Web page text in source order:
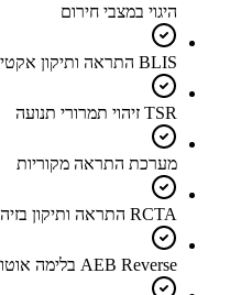
היגוי במצבי חירום
BLIS התראה ותיקון אקטיבי לרכב בשטח מת
TSR זיהוי תמרורי תנועה
מערכת התראה מקוריות
RCTA התראה ותיקון בזיהוי תנועה חוצה מאחור
AEB Reverse בלימה אוטונומית בנסיעה לאחור